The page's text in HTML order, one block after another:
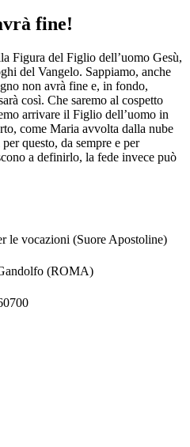
fine!
Figura del Figlio dell’uomo Gesù,
del Vangelo. Sappiamo, anche
non avrà fine e, in fondo,
così. Che saremo al cospetto
arrivare il Figlio dell’uomo in
come Maria avvolta dalla nube
questo, da sempre e per
a definirlo, la fede invece può
le vocazioni (Suore Apostoline)
(ROMA)